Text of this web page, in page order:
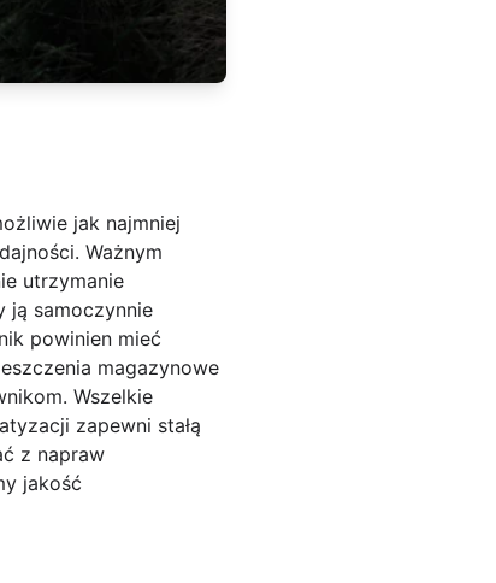
jak najmniej
Ważnym
utrzymanie
ją samoczynnie
powinien mieć
magazynowe
Wszelkie
zapewni stałą
z napraw
jakość